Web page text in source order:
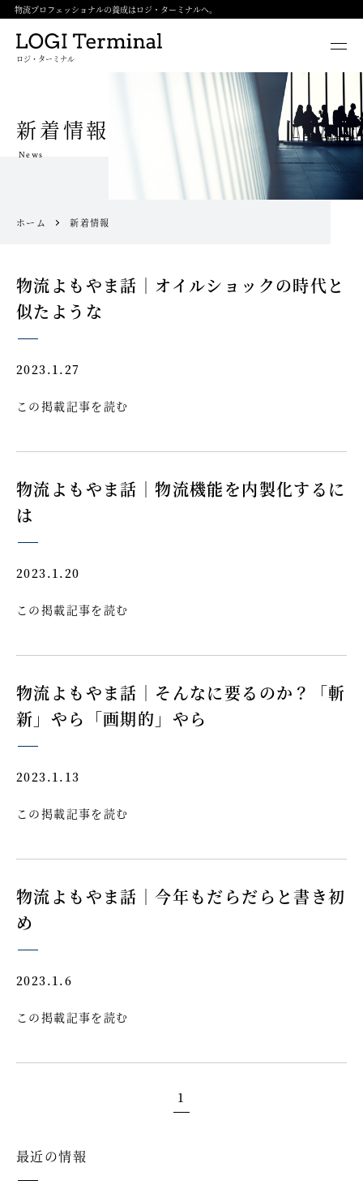
物流プロフェッショナルの養成はロジ・ターミナルへ。
ロジ・ターミナル
新着情報
News
ホーム 新着情報
物流よもやま話｜オイルショックの時代と
似たような
2023.1.27
この掲載記事を読む
物流よもやま話｜物流機能を内製化するに
は
2023.1.20
この掲載記事を読む
物流よもやま話｜そんなに要るのか？「斬
新」やら「画期的」やら
2023.1.13
この掲載記事を読む
物流よもやま話｜今年もだらだらと書き初
め
2023.1.6
この掲載記事を読む
1
最近の情報